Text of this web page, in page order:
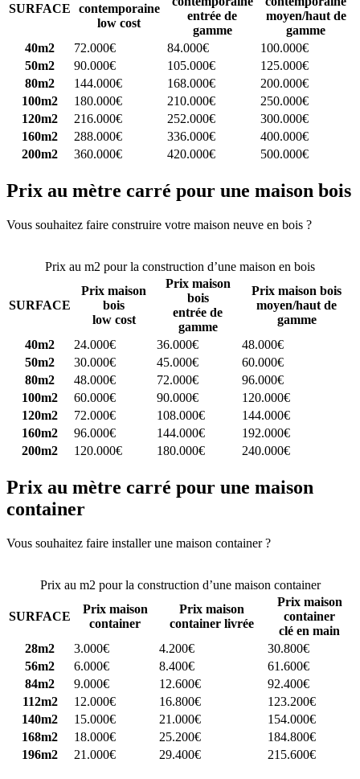
SURFACE
contemporaine
low cost
entrée de
gamme
moyen/haut de
gamme
40m2
72.000€ 84.000€
100.000€
50m2
90.000€ 105.000€
125.000€
80m2
144.000€ 168.000€
200.000€
100m2
180.000€ 210.000€
250.000€
120m2
216.000€ 252.000€
300.000€
160m2
288.000€ 336.000€
400.000€
200m2
360.000€ 420.000€ 500.000€
Prix au mètre carré pour une maison bois
Vous souhaitez faire construire votre maison neuve en bois ?
Prix au m2 pour la construction d’une maison en bois
SURFACE
Prix maison
bois
low cost
Prix maison
bois
entrée de
gamme
Prix maison bois
moyen/haut de
gamme
40m2
24.000€ 36.000€
48.000€
50m2
30.000€ 45.000€
60.000€
80m2
48.000€ 72.000€
96.000€
100m2
60.000€ 90.000€
120.000€
120m2
72.000€ 108.000€
144.000€
160m2
96.000€ 144.000€
192.000€
200m2
120.000€ 180.000€ 240.000€
Prix au mètre carré pour une maison
container
Vous souhaitez faire installer une maison container ?
Prix au m2 pour la construction d’une maison container
SURFACE
Prix maison
container
Prix maison
container livrée
Prix maison
container
clé en main
28m2
3.000€ 4.200€
30.800€
56m2
6.000€ 8.400€
61.600€
84m2
9.000€ 12.600€
92.400€
112m2
12.000€ 16.800€
123.200€
140m2
15.000€ 21.000€
154.000€
168m2
18.000€ 25.200€
184.800€
196m2
21.000€ 29.400€ 215.600€